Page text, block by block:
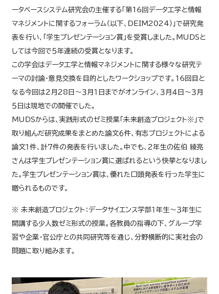
ータベースシステム研究会の主催する「第16回データ工学と情報
マネジメントに関するフォーラム（以下、DEIM2024）」で研究発
表を行い、「学生プレゼンテーション賞」を受賞しました。MUDSと
しては今回で５年連続の受賞となります。
この学会はデータ工学と情報マネジメントに関する様々な研究テ
ーマの討論・意見交換を目的としたワークショップです。16回目と
なる今回は２月28日〜３月１日までがオンライン、３月４日〜３月
５日は現地での開催でした。
MUDSからは、実践形式のゼミ授業「未来創造プロジェクト※」で
取り組んだ研究成果をまとめた論文６件、有志プロジェクトによる
論文１件、計７件の発表を行いました。中でも、２年生の佐伯 綾亮
さんは学生プレゼンテーション賞に選ばれるという快挙となりまし
た。学生プレゼンテーション賞は、優れた口頭発表を行った学生に
贈られるものです。
※ 未来創造プロジェクト：データサイエンス学部１年生～３年生に
開講する少人数ゼミ形式の授業。各教員の指導の下、グループ学
習や企業・官公庁との共同研究等を通じ、分野横断的に実社会の
問題に取り組みます。